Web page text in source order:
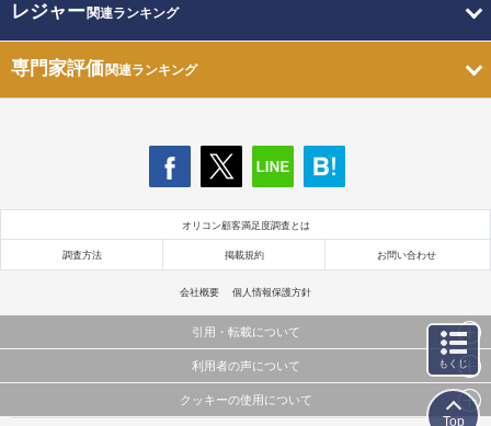
レジャー関連ランキング
専門家評価関連ランキング
オリコン顧客満足度調査とは
調査方法 掲載規約 お問い合わせ
会社概要 個人情報保護方針
引用・転載について
当サイトで公開されている情報（文字、写真、イラスト、画像データ等）及びこれらの配置・
これらの情報を権利者の許可なく無断転載・複製などの二次利用を行うことは固く禁じており
利用者の声について
当サイトに掲載している内容はすべてサービスの利用者が提出された見解・感想です。
クッキーの使用について
もくじ
Top